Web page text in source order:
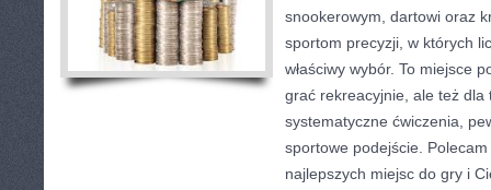
snookerowym, dartowi oraz
sportom precyzji, w których
właściwy wybór. To miejsce
grać rekreacyjnie, ale też
systematyczne ćwiczenia,
sportowe podejście.
najlepszych miejsc do gry i